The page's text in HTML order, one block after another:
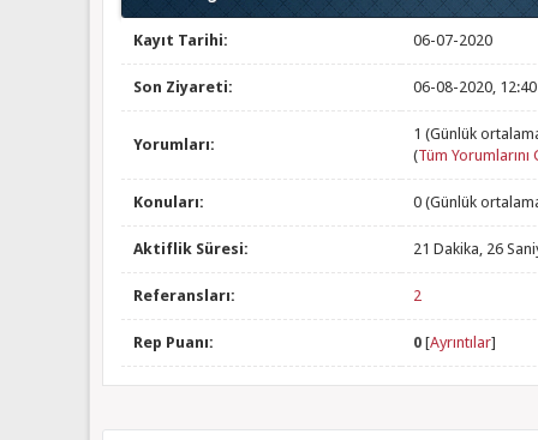
Kayıt Tarihi: 06-07-2020
Son Ziyareti: 06-08-2020, 12:40
Yorumları:
1 (Günlük
(Tüm Yorumlarını
Konuları: 0 (Günlük
Aktiflik Süresi: 21 Dakika, 26
Referansları: 2
Rep Puanı: 0 [Ayrıntılar]